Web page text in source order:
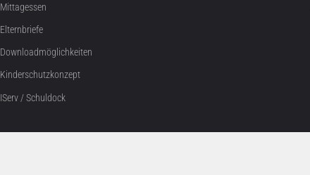
Mittagessen
Elternbriefe
Downloadmöglichkeiten
Kinderschutzkonzept
IServ / Schuldock